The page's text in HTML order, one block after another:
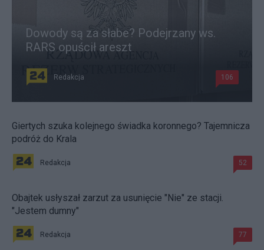
Dowody są za słabe? Podejrzany ws.
RARS opuścił areszt
Redakcja 106
Giertych szuka kolejnego świadka koronnego? Tajemnicza
podróż do Krala
Redakcja 52
Obajtek usłyszał zarzut za usunięcie "Nie" ze stacji.
"Jestem dumny"
Redakcja 77